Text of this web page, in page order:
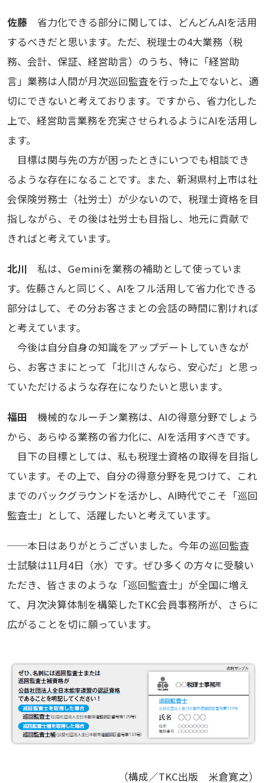
佐藤省力化できる部分に関しては、どんどんAIを活用
するべきだと思います。ただ、税理士の4大業務（税
務、会計、保証、経営助言）のうち、特に「経営助
言」業務は人間が月次巡回監査を行った上でないと、適
切にできないと考えております。ですから、省力化した
上で、経営助言業務を充実させられるようにAIを活用し
ます。
目標は関与先の方が困ったときにいつでも相談でき
るような存在になることです。また、新潟県村上市は社
会保険労務士（社労士）が少ないので、税理士資格を目
指しながら、その後は社労士も目指し、地元に貢献で
きればと考えています。
北川 私は、Geminiを業務の補助として使っていま
す。佐藤さんと同じく、AIをフル活用して省力化できる
部分はして、その分お客さまとの会話の時間に割ければ
と考えています。
今後は自分自身の知識をアップデートしていきなが
ら、お客さまにとって「北川さんなら、安心だ」と思っ
ていただけるような存在になりたいと思います。
福田 機械的なルーチン業務は、AIの得意分野でしょう
から、あらゆる業務の省力化に、AIを活用すべきです。
目下の目標としては、私も税理士資格の取得を目指し
ています。その上で、自分の得意分野を見つけて、これ
までのバックグラウンドを活かし、AI時代でこそ「巡回
監査士」として、活躍したいと考えています。
──本日はありがとうございました。今年の巡回監査
士試験は11月4日（水）です。ぜひ多くの方々に受験い
ただき、皆さまのような「巡回監査士」が全国に増え
て、月次決算体制を構築したTKC会員事務所が、さらに
広がることを切に願っています。
（構成／TKC出版 米倉寛之）